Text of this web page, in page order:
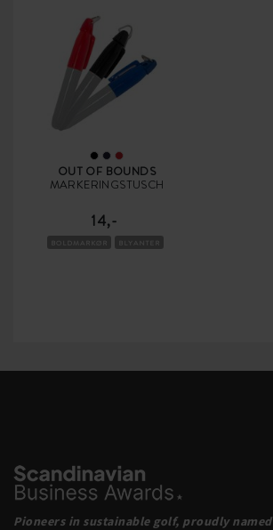
OUT OF BOUNDS
MARKERINGSTUSCH
14,-
BOLDMARKØR BLYANTER
Pioneers in sustainable golf, proudly named